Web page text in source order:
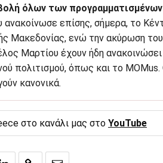
όλων των
ανακοίνωσε επίσης, σήμερα, το
Μακεδονίας, ενώ την ακύρωση
Μαρτίου έχουν ήδη
πολιτισμού, όπως και το
κανονικά.
στο κανάλι μας στο YouTube